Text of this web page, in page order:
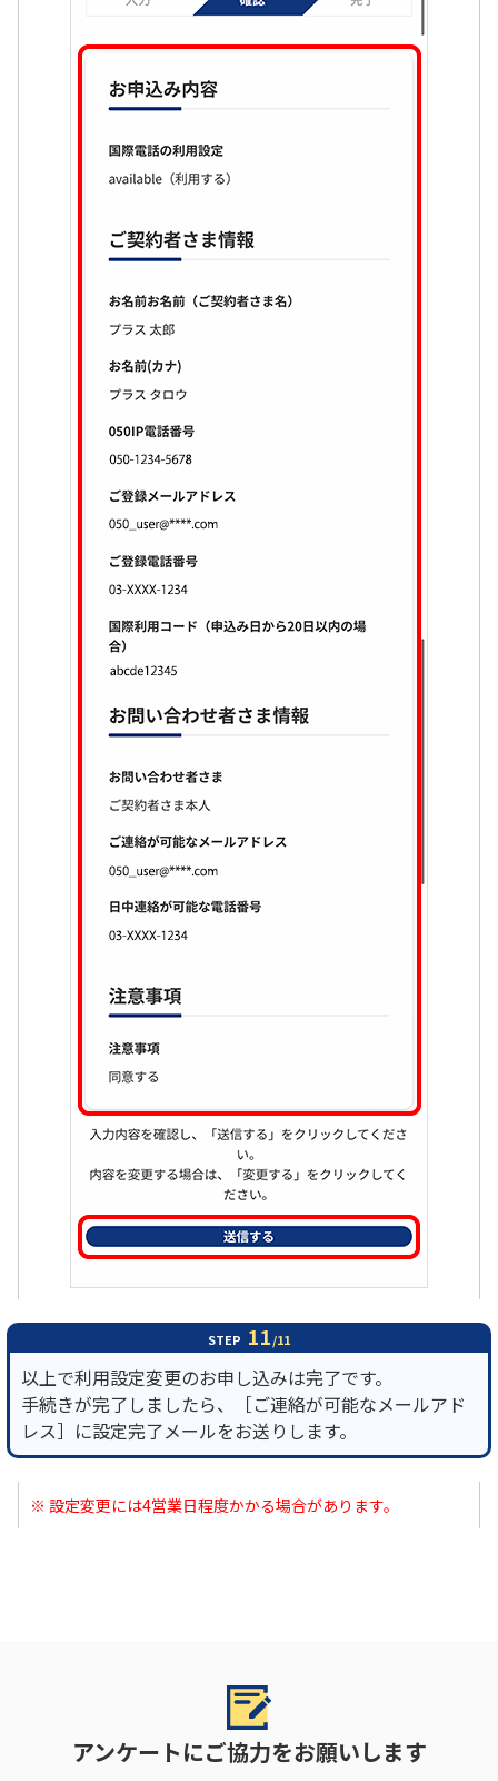
STEP 11/11
以上で利用設定変更のお申し込みは完了です。
手続きが完了しましたら、［ご連絡が可能なメールアド
レス］に設定完了メールをお送りします。
※ 設定変更には4営業日程度かかる場合があります。
アンケートにご協力をお願いします